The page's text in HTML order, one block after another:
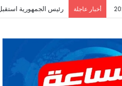
أخبار عاجلة رئيس الجمهورية